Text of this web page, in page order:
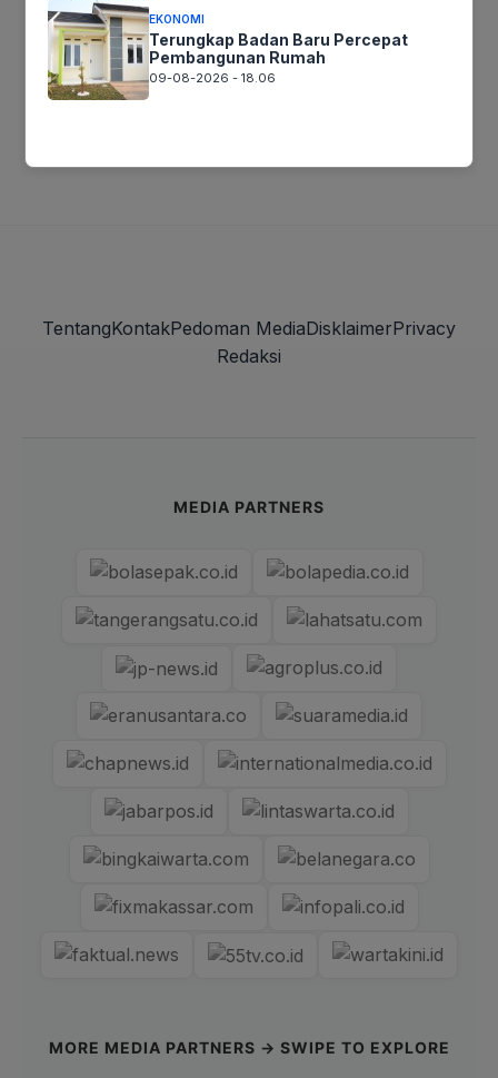
Muat lebih banyak
TentangKontakPedoman MediaDisklaimerPrivacy
Redaksi
MEDIA PARTNERS
MORE MEDIA PARTNERS → SWIPE TO EXPLORE
EKONOMI
Terungkap Badan Baru Percepat
Pembangunan Rumah
09-08-2026 - 18.06